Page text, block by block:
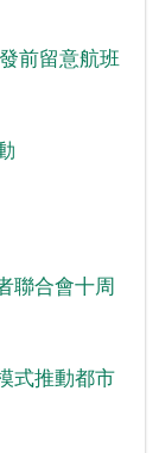
前留意航班
聯合會十周
式推動都市